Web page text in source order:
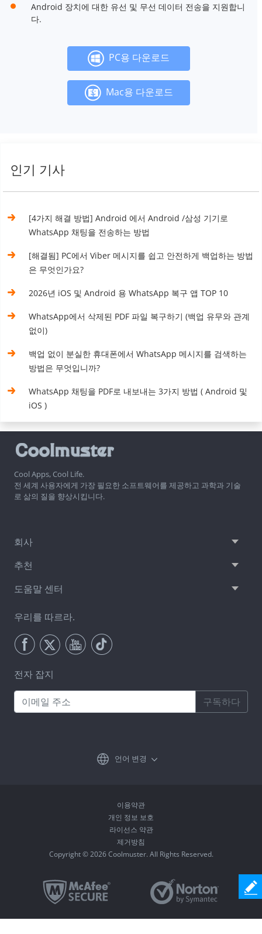
Android 장치에 대한 유선 및 무선 데이터 전송을 지원합니
다.
PC용 다운로드
Mac용 다운로드
인기 기사
[4가지 해결 방법] Android 에서 Android /삼성 기기로
WhatsApp 채팅을 전송하는 방법
[해결됨] PC에서 Viber 메시지를 쉽고 안전하게 백업하는 방법
은 무엇인가요?
2026년 iOS 및 Android 용 WhatsApp 복구 앱 TOP 10
WhatsApp에서 삭제된 PDF 파일 복구하기 (백업 유무와 관계
없이)
백업 없이 분실한 휴대폰에서 WhatsApp 메시지를 검색하는
방법은 무엇입니까?
WhatsApp 채팅을 PDF로 내보내는 3가지 방법 ( Android 및
iOS )
Cool Apps, Cool Life.
전 세계 사용자에게 가장 필요한 소프트웨어를 제공하고 과학과 기술
로 삶의 질을 향상시킵니다.
회사
추천
도움말 센터
우리를 따르라.
전자 잡지
구독하다
언어 변경
이용약관
개인 정보 보호
라이선스 약관
제거방침
Copyright © 2026 Coolmuster. All Rights Reserved.